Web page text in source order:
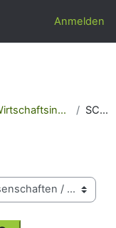
Anmelden
Wirtschaftsingenieurwesen SCHULTE